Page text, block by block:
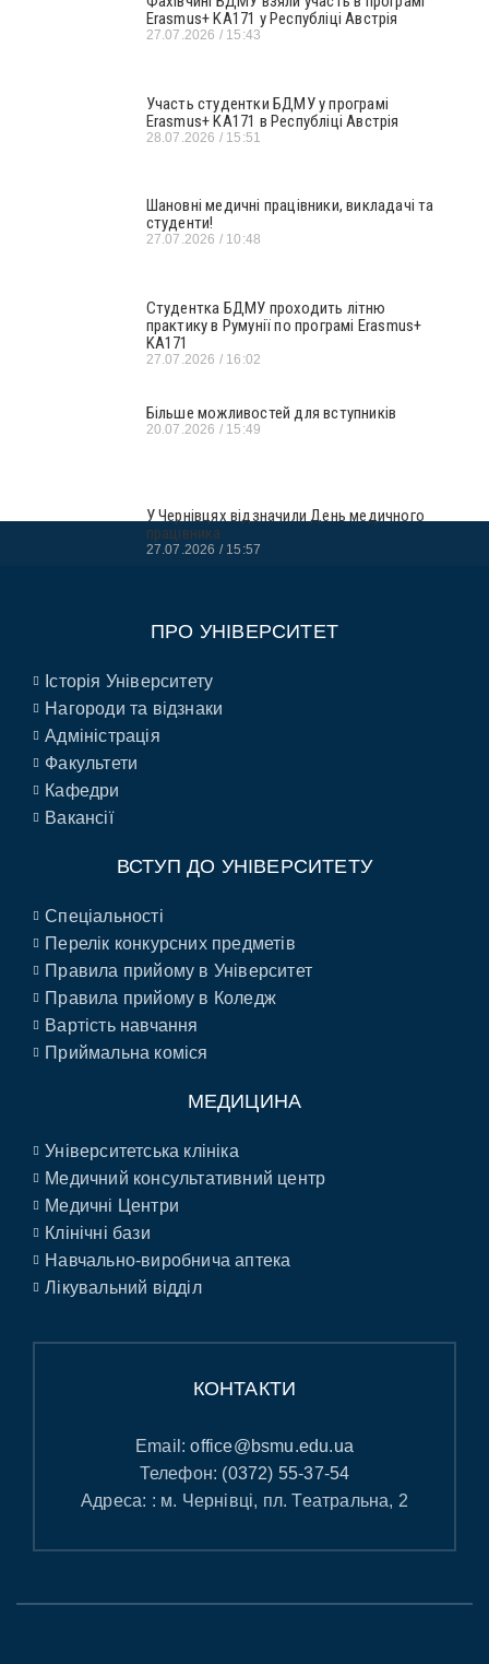
Erasmus+ KA171 у Республіці Австрія
27.07.2026 15:43
Участь студентки БДМУ у програмі
Erasmus+ KA171 в Республіці Австрія
28.07.2026 15:51
Шановні медичні працівники, викладачі та
студенти!
27.07.2026 10:48
Студентка БДМУ проходить літню
практику в Румунії по програмі Erasmus+
KA171
27.07.2026 16:02
Більше можливостей для вступників
20.07.2026 15:49
У Чернівцях відзначили День медичного
працівника
27.07.2026 15:57
ПРО УНІВЕРСИТЕТ
Історія Університету
Нагороди та відзнаки
Адміністрація
Факультети
Кафедри
Вакансії
ВСТУП ДО УНІВЕРСИТЕТУ
Спеціальності
Перелік конкурсних предметів
Правила прийому в Університет
Правила прийому в Коледж
Вартість навчання
Приймальна коміся
МЕДИЦИНА
Університетська клініка
Медичний консультативний центр
Медичні Центри
Клінічні бази
Навчально-виробнича аптека
Лікувальний відділ
КОНТАКТИ
Email:office@bsmu.edu.ua
Телефон: (0372) 55-37-54
Адреса: : м. Чернівці, пл. Театральна, 2